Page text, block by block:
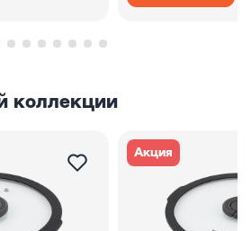
коллекции
Акция